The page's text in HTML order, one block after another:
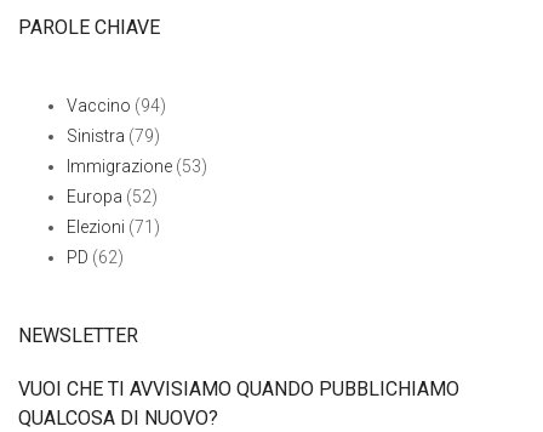
PAROLE CHIAVE
Vaccino (94)
Sinistra (79)
Immigrazione (53)
Europa (52)
Elezioni (71)
PD (62)
NEWSLETTER
VUOI CHE TI AVVISIAMO QUANDO PUBBLICHIAMO
QUALCOSA DI NUOVO?